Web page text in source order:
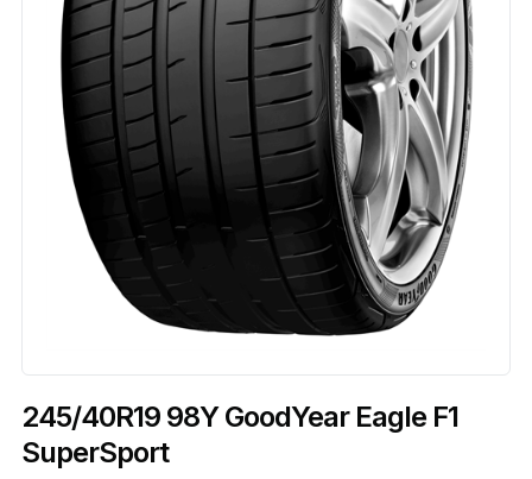
245/40R19 98Y GoodYear Eagle F1
SuperSport